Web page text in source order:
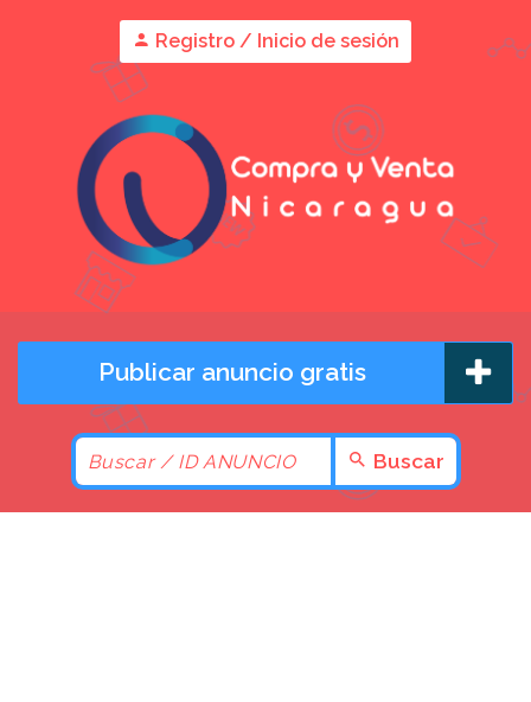
Registro / Inicio de sesión
Publicar anuncio gratis
Buscar